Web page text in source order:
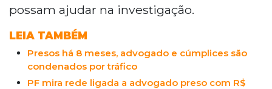
possam ajudar na investigação.
LEIA TAMBÉM
Presos há 8 meses, advogado e cúmplices são
condenados por tráfico
PF mira rede ligada a advogado preso com R$